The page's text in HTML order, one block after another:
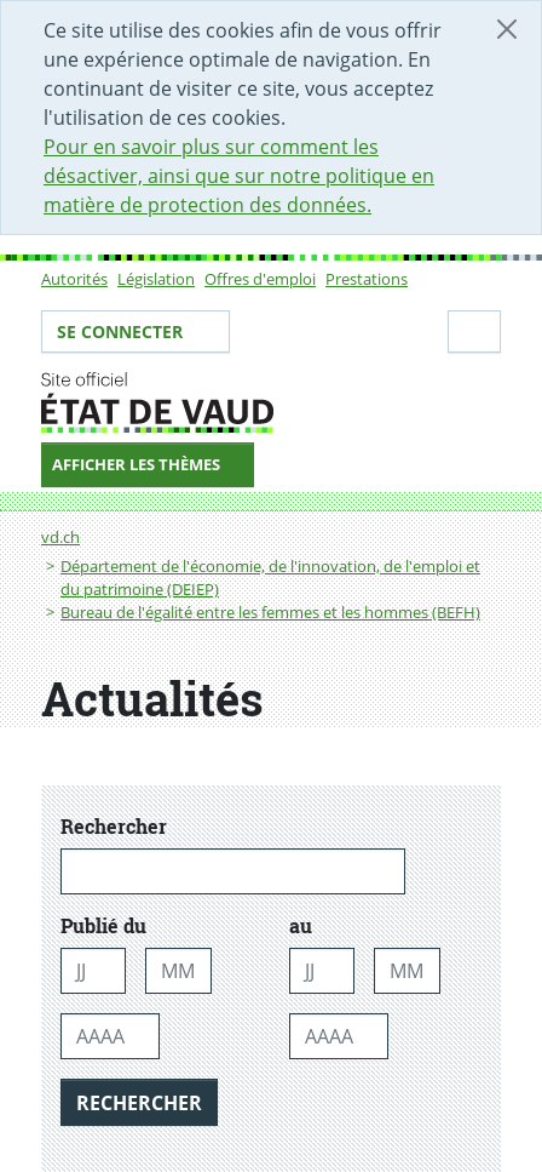
Ce site utilise des cookies afin de vous offrir
une expérience optimale de navigation. En
continuant de visiter ce site, vous acceptez
l'utilisation de ces cookies.
Pour en savoir plus sur comment les
désactiver, ainsi que sur notre politique en
matière de protection des données.
DÉBUT DU CONTENU DE LA PAGE
ACCÈS AU CHAMP DE RECHERCHE
PAGE D'ACCUEIL
FORMULAIRE DE CONTACT
Sous-navigation
Autorités Législation Offres d'emploi Prestations
Votre identité
SE CONNECTER
AFFICHER LES THÈMES
Fil d'Ariane
vd.ch
Département de l'économie, de l'innovation, de l'emploi et
du patrimoine (DEIEP)
Bureau de l'égalité entre les femmes et les hommes (BEFH)
Actualités
Rechercherdans les actualtiés
Publié du
Jour Mois
Année
au
Jour Mois
Année
RECHERCHER